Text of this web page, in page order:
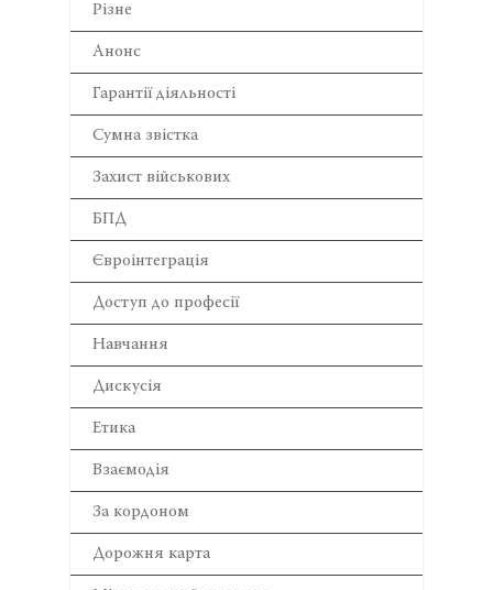
Різне
Анонс
Гарантії діяльності
Сумна звістка
Захист військових
БПД
Євроінтеграція
Доступ до професії
Навчання
Дискусія
Етика
Взаємодія
За кордоном
Дорожня карта